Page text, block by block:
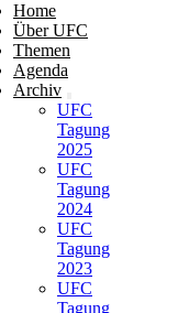
Home
Über UFC
Themen
Agenda
Archiv
UFC
Tagung
2025
UFC
Tagung
2024
UFC
Tagung
2023
UFC
Tagung